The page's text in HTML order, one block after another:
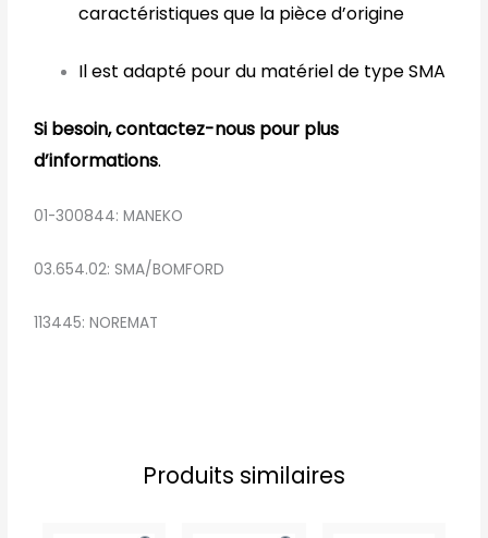
caractéristiques que la pièce d’origine
Il est adapté pour du matériel de type SMA
Si besoin, contactez-nous pour plus
d’informations.
01-300844: MANEKO
03.654.02: SMA/BOMFORD
113445: NOREMAT
Produits similaires